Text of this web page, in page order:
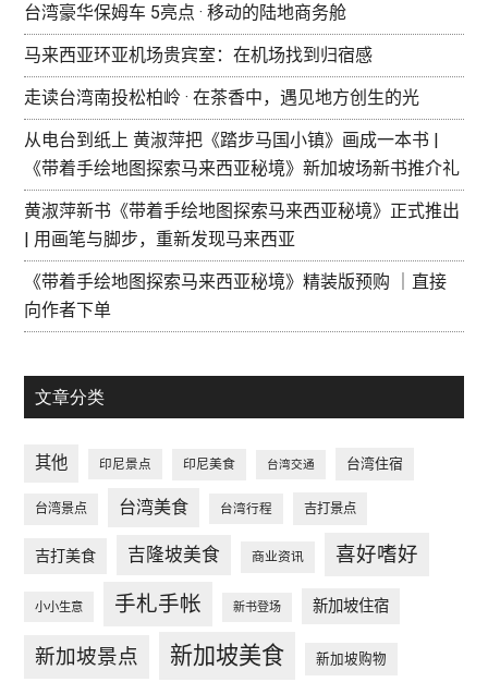
台湾豪华保姆车 5亮点 · 移动的陆地商务舱
马来西亚环亚机场贵宾室：在机场找到归宿感
走读台湾南投松柏岭 · 在茶香中，遇见地方创生的光
从电台到纸上 黄淑萍把《踏步马国小镇》画成一本书 |
《带着手绘地图探索马来西亚秘境》新加坡场新书推介礼
黄淑萍新书《带着手绘地图探索马来西亚秘境》正式推出
| 用画笔与脚步，重新发现马来西亚
《带着手绘地图探索马来西亚秘境》精装版预购 ｜直接
向作者下单
文章分类
其他 印尼景点 印尼美食 台湾交通 台湾住宿
台湾景点 台湾美食 台湾行程 吉打景点
吉打美食 吉隆坡美食 商业资讯 喜好嗜好
小小生意 手札手帐 新书登场 新加坡住宿
新加坡景点 新加坡美食 新加坡购物